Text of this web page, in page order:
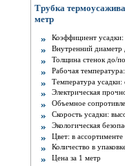
Трубка
метр
Коэффициент усадки:
Внутренний диаметр
Толщина стенок до/
Рабочая
Температура
Электрическая
Объемное
Скорость усадки:
Экологическая
Цвет: в ассортименте
Количество в
Цена за 1 метр